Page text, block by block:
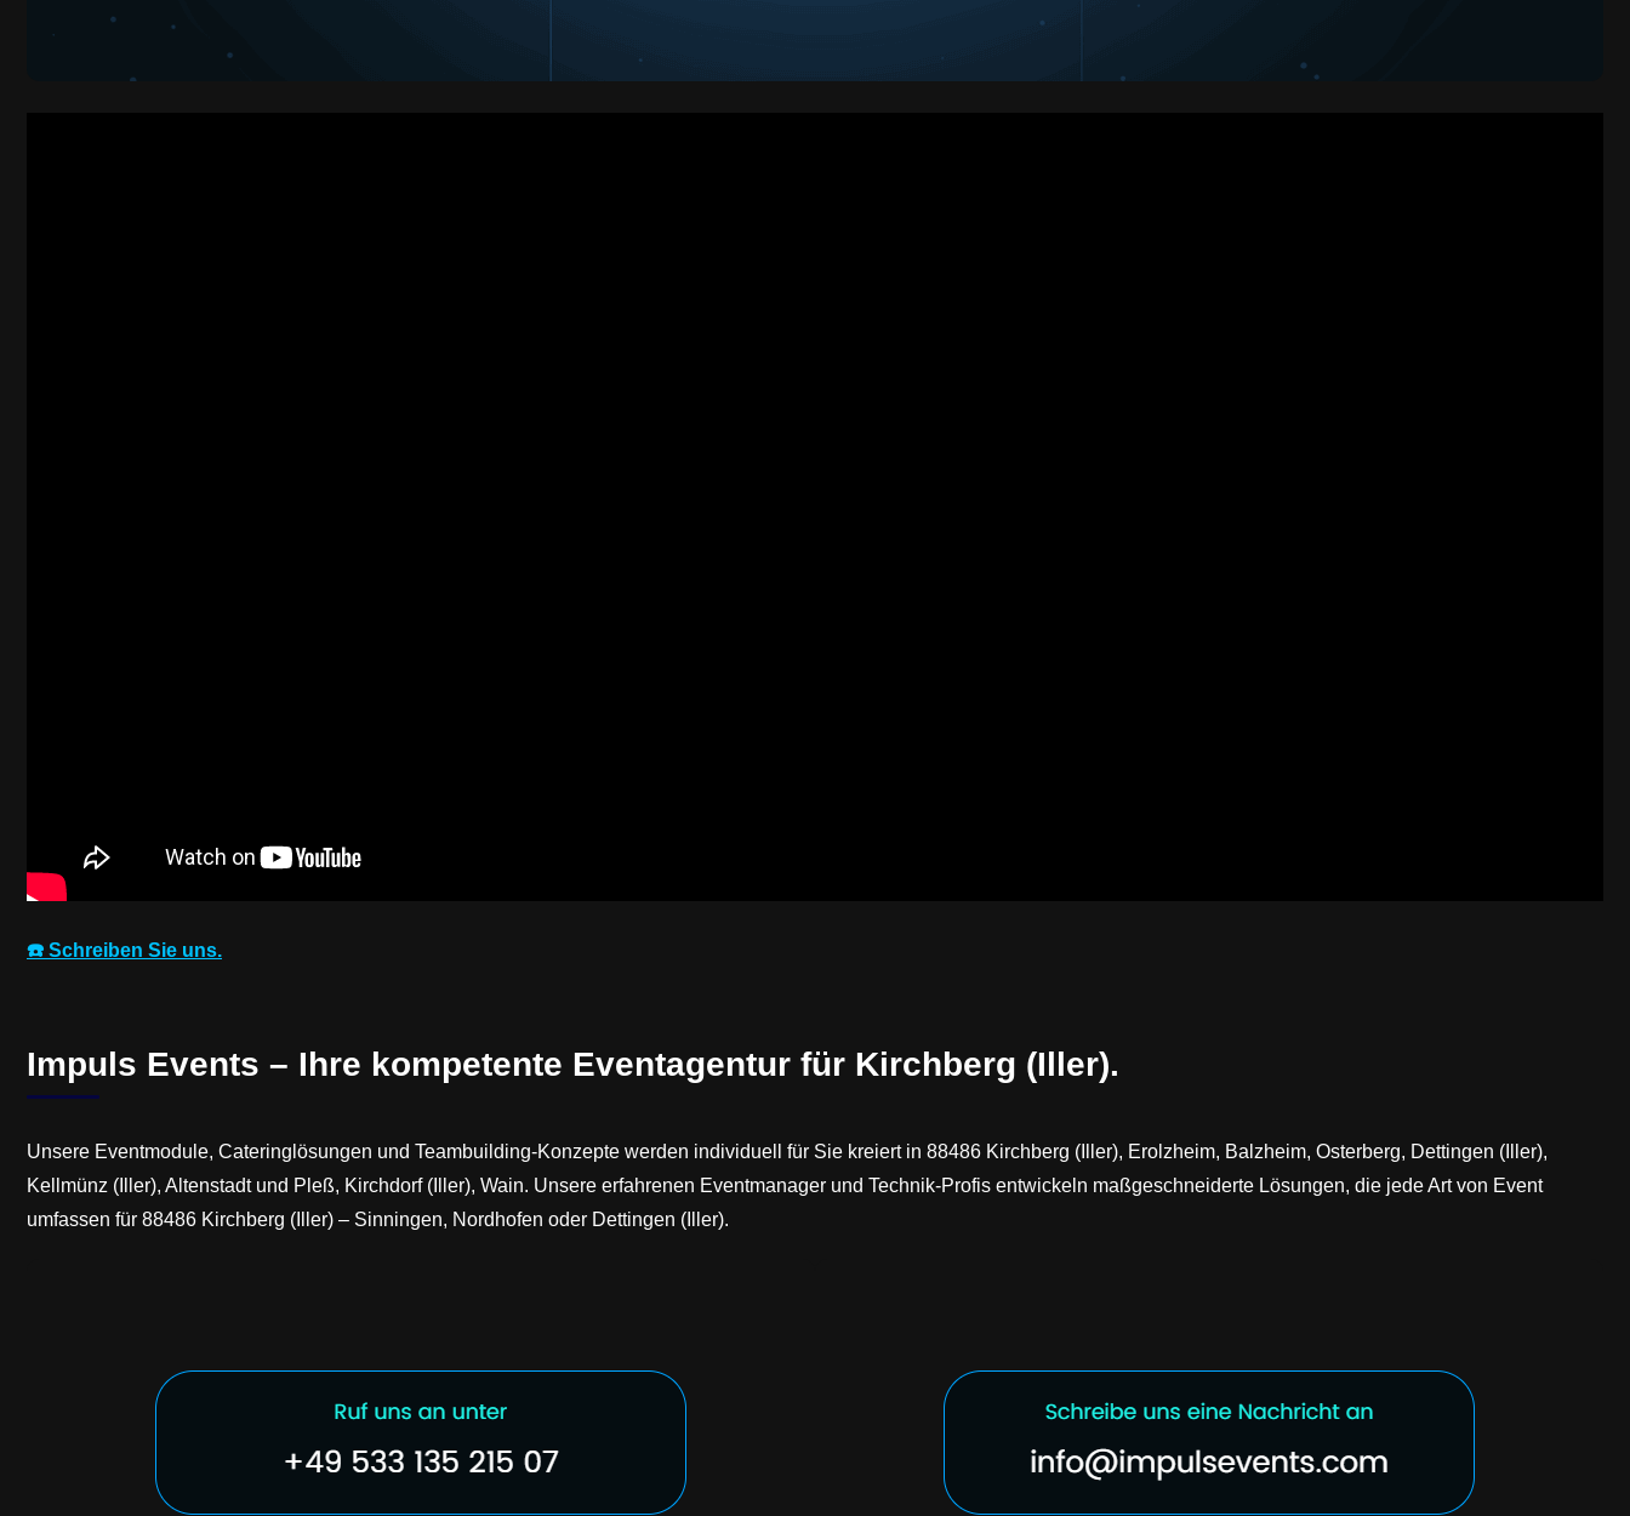
☎️ Schreiben Sie uns.
Impuls Events – Ihre kompetente Eventagentur für Kirchberg (Iller).
Unsere Eventmodule, Cateringlösungen und Teambuilding-Konzepte werden individuell für Sie kreiert in 88486 Kirchberg (Iller), Erolzheim, Balzheim, Osterberg, Dettingen (Iller),
Kellmünz (Iller), Altenstadt und Pleß, Kirchdorf (Iller), Wain. Unsere erfahrenen Eventmanager und Technik-Profis entwickeln maßgeschneiderte Lösungen, die jede Art von Event
umfassen für 88486 Kirchberg (Iller) – Sinningen, Nordhofen oder Dettingen (Iller).